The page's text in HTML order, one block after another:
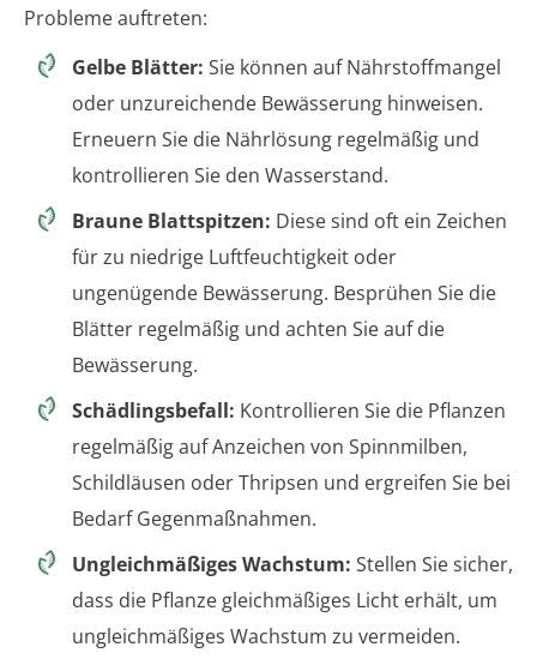
Probleme auftreten:
Gelbe Blätter: Sie können auf Nährstoffmangel
oder unzureichende Bewässerung hinweisen.
Erneuern Sie die Nährlösung regelmäßig und
kontrollieren Sie den Wasserstand.
Braune Blattspitzen: Diese sind oft ein Zeichen
für zu niedrige Luftfeuchtigkeit oder
ungenügende Bewässerung. Besprühen Sie die
Blätter regelmäßig und achten Sie auf die
Bewässerung.
Schädlingsbefall: Kontrollieren Sie die Pflanzen
regelmäßig auf Anzeichen von Spinnmilben,
Schildläusen oder Thripsen und ergreifen Sie bei
Bedarf Gegenmaßnahmen.
Ungleichmäßiges Wachstum: Stellen Sie sicher,
dass die Pflanze gleichmäßiges Licht erhält, um
ungleichmäßiges Wachstum zu vermeiden.